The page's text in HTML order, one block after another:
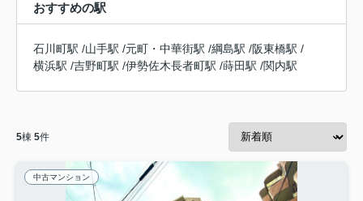
おすすめの駅
石川町駅 /山手駅 /元町・中華街駅 /綱島駅 /阪東橋駅 /
横浜駅 /吉野町駅 /伊勢佐木長者町駅 /蒔田駅 /関内駅
5棟 5件
中古マンション